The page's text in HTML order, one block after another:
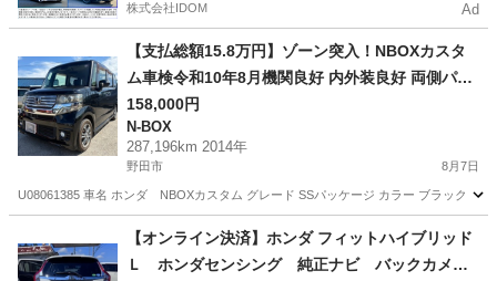
株式会社IDOM Ad
【支払総額15.8万円】ゾーン突入！NBOXカスタ
ム車検令和10年8月機関良好 内外装良好 両側パワ
スラ CTBA 不具合無し！
158,000円
N-BOX
287,196km 2014年
野田市 8月7日
U08061385 車名 ホンダ NBOXカスタム グレード SSパッケージ カラー ブラック
N-BOX 車両
【オンライン決済】ホンダ フィットハイブリッド
Ｌ ホンダセンシング 純正ナビ バックカメ